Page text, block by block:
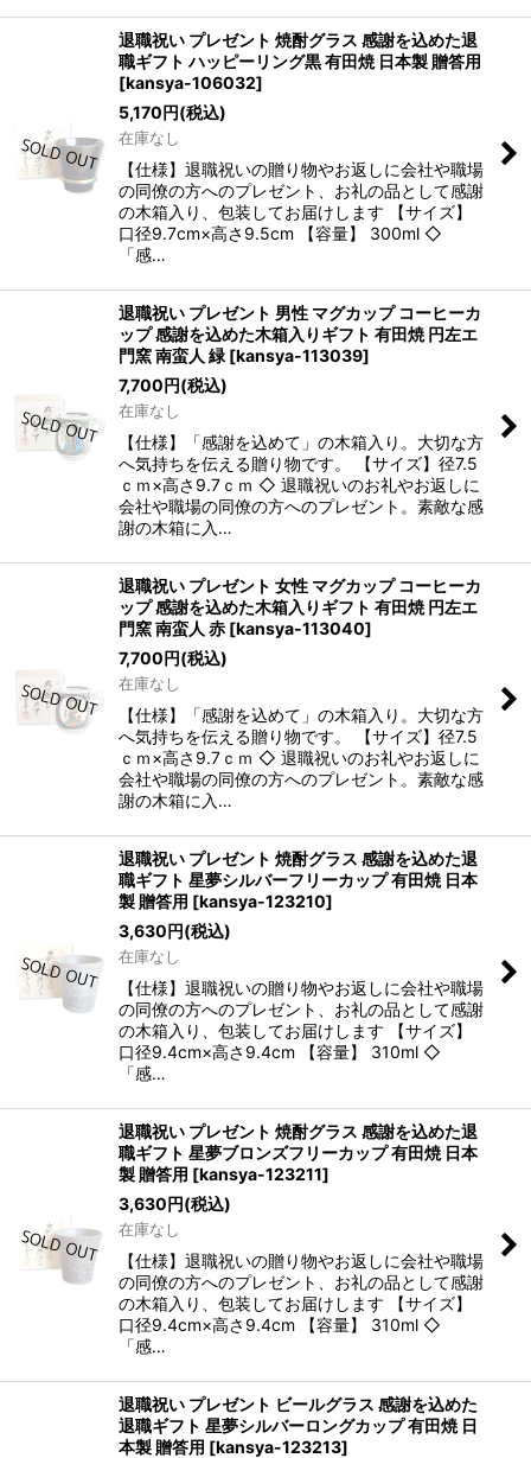
退職祝い プレゼント 焼酎グラス 感謝を込めた退
職ギフト ハッピーリング黒 有田焼 日本製 贈答用
[kansya-106032]
5,170円(税込)
在庫なし
【仕様】退職祝いの贈り物やお返しに会社や職場
の同僚の方へのプレゼント、お礼の品として感謝
の木箱入り、包装してお届けします 【サイズ】
口径9.7cm×高さ9.5cm 【容量】 300ml ◇
「感…
退職祝い プレゼント 男性 マグカップ コーヒーカ
ップ 感謝を込めた木箱入りギフト 有田焼 円左エ
門窯 南蛮人 緑 [kansya-113039]
7,700円(税込)
在庫なし
【仕様】「感謝を込めて」の木箱入り。大切な方
へ気持ちを伝える贈り物です。 【サイズ】径7.5
ｃｍ×高さ9.7ｃｍ ◇ 退職祝いのお礼やお返しに
会社や職場の同僚の方へのプレゼント。素敵な感
謝の木箱に入…
退職祝い プレゼント 女性 マグカップ コーヒーカ
ップ 感謝を込めた木箱入りギフト 有田焼 円左エ
門窯 南蛮人 赤 [kansya-113040]
7,700円(税込)
在庫なし
【仕様】「感謝を込めて」の木箱入り。大切な方
へ気持ちを伝える贈り物です。 【サイズ】径7.5
ｃｍ×高さ9.7ｃｍ ◇ 退職祝いのお礼やお返しに
会社や職場の同僚の方へのプレゼント。素敵な感
謝の木箱に入…
退職祝い プレゼント 焼酎グラス 感謝を込めた退
職ギフト 星夢シルバーフリーカップ 有田焼 日本
製 贈答用 [kansya-123210]
3,630円(税込)
在庫なし
【仕様】退職祝いの贈り物やお返しに会社や職場
の同僚の方へのプレゼント、お礼の品として感謝
の木箱入り、包装してお届けします 【サイズ】
口径9.4cm×高さ9.4cm 【容量】 310ml ◇
「感…
退職祝い プレゼント 焼酎グラス 感謝を込めた退
職ギフト 星夢ブロンズフリーカップ 有田焼 日本
製 贈答用 [kansya-123211]
3,630円(税込)
在庫なし
【仕様】退職祝いの贈り物やお返しに会社や職場
の同僚の方へのプレゼント、お礼の品として感謝
の木箱入り、包装してお届けします 【サイズ】
口径9.4cm×高さ9.4cm 【容量】 310ml ◇
「感…
退職祝い プレゼント ビールグラス 感謝を込めた
退職ギフト 星夢シルバーロングカップ 有田焼 日
本製 贈答用 [kansya-123213]